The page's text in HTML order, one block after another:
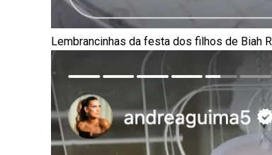
Lembrancinhas da festa dos filhos de Biah